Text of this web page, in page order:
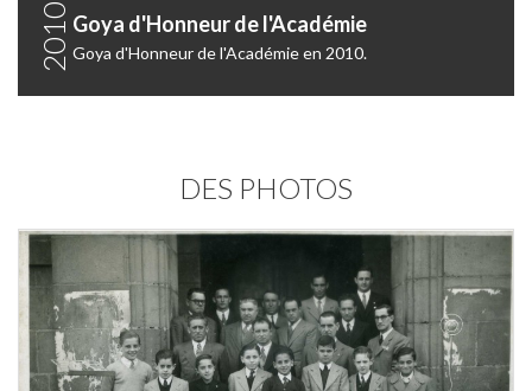
2010 Goya d'Honneur de l'Académie
Goya d'Honneur de l'Académie en 2010.
DES PHOTOS